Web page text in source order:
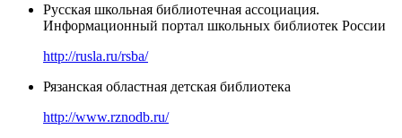
Русская школьная библиотечная ассоциация.
Информационный портал школьных библиотек России
http://rusla.ru/rsba/
Рязанская областная детская библиотека
http://www.rznodb.ru/